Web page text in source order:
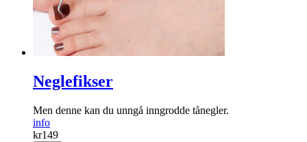
Neglefikser
Men denne kan du unngå inngrodde tånegler.
info
kr149